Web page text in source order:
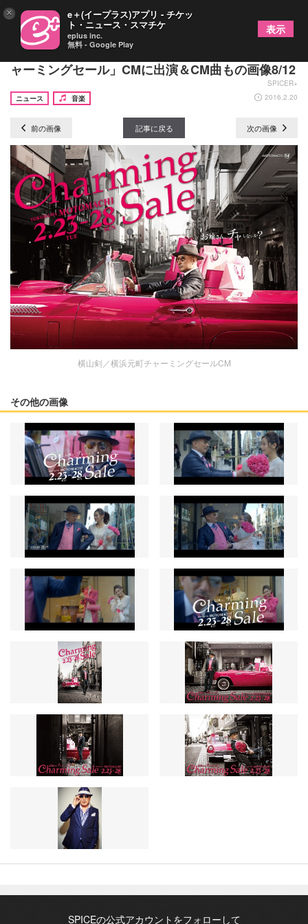
クレイジーケンバンド横山剣、地元横浜の「元町チ
ャーミングセール」CMに出演＆CM曲もの画像8/12
SPICER+
ニュース
音楽 2016.2.20
前の画像 記事に戻る 次の画像
横山剣／横浜元町チャーミングセールCM
その他の画像
SPICEの公式アカウントをフォローして
× e＋(イープラス)アプリ - チケッ
ト・ニュース・スマチケ
eplus inc.
無料 - Google Play
表示